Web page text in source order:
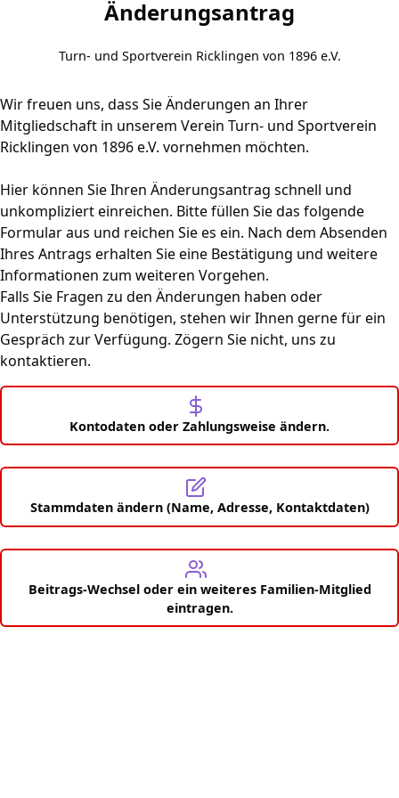
Änderungsantrag
Turn- und Sportverein Ricklingen von 1896 e.V.
Wir freuen uns, dass Sie Änderungen an Ihrer
Mitgliedschaft in unserem Verein Turn- und Sportverein
Ricklingen von 1896 e.V. vornehmen möchten.
Hier können Sie Ihren Änderungsantrag schnell und
unkompliziert einreichen. Bitte füllen Sie das folgende
Formular aus und reichen Sie es ein. Nach dem Absenden
Ihres Antrags erhalten Sie eine Bestätigung und weitere
Informationen zum weiteren Vorgehen.
Falls Sie Fragen zu den Änderungen haben oder
Unterstützung benötigen, stehen wir Ihnen gerne für ein
Gespräch zur Verfügung. Zögern Sie nicht, uns zu
kontaktieren.
Kontodaten oder Zahlungsweise ändern.
Stammdaten ändern (Name, Adresse, Kontaktdaten)
Beitrags-Wechsel oder ein weiteres Familien-Mitglied
eintragen.